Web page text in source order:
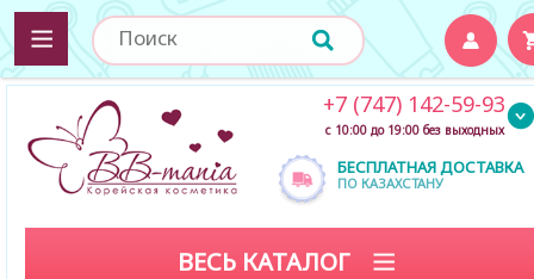
БЕСПЛАТНАЯ ДОСТАВКА
ПО КАЗАХСТАНУ
+7 (747) 142-59-93
с 10:00 до 19:00 без выходных
ВЕСЬ КАТАЛОГ